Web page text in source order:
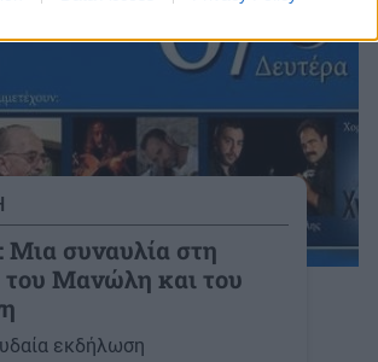
Μια συναυλία στη
Μανώλη και του
εκδήλωση